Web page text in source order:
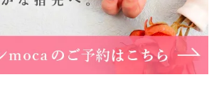
大阪市淀川区東三国4-8-11 大拓ハイツ6